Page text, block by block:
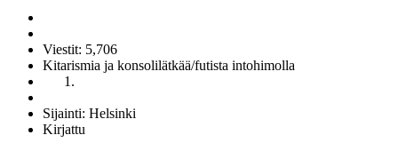
Viestit: 5,706
Kitarismia ja konsolilätkää/futista intohimolla
Sijainti: Helsinki
Kirjattu